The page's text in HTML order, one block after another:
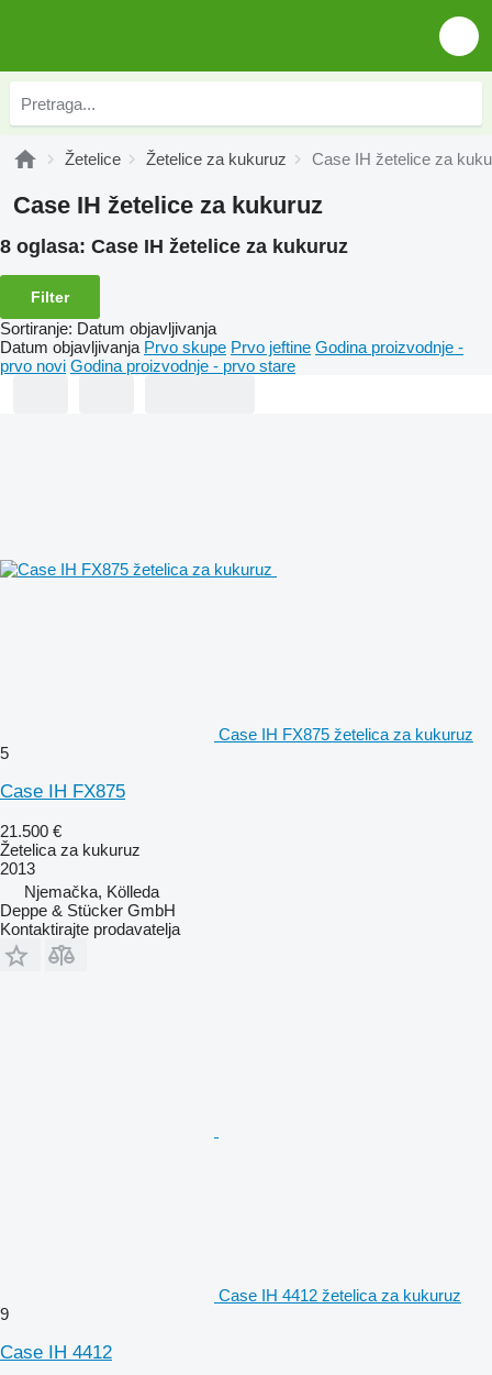
Žetelice Žetelice za kukuruz Case IH žetelice za
Case IH žetelice za kukuruz
8 oglasa: Case IH žetelice za kukuruz
Filter
Sortiranje: Datum objavljivanja
Datum objavljivanja Prvo skupe Prvo jeftine Godina proizvodnje -
prvo novi Godina proizvodnje - prvo stare
Case IH FX875 žetelica za kukuruz
5
Case IH FX875
21.500 €
Žetelica za kukuruz
2013
Njemačka, Kölleda
Deppe & Stücker GmbH
Kontaktirajte prodavatelja
Case IH 4412 žetelica za kukuruz
9
Case IH 4412